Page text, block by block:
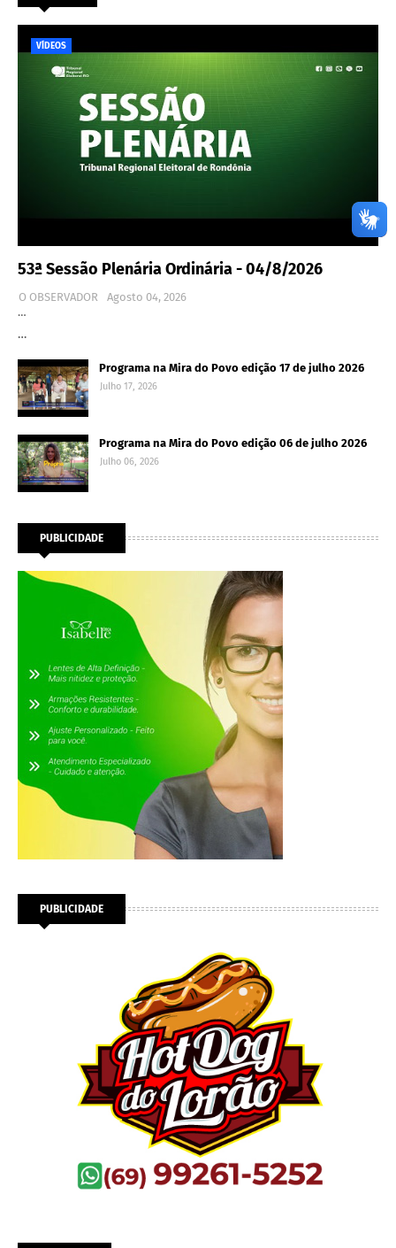
VÍDEOS
53ª Sessão Plenária Ordinária - 04/8/2026
O OBSERVADOR
Agosto 04, 2026
…
…
Programa na Mira do Povo edição 17 de julho 2026
Julho 17, 2026
Programa na Mira do Povo edição 06 de julho 2026
Julho 06, 2026
PUBLICIDADE
PUBLICIDADE